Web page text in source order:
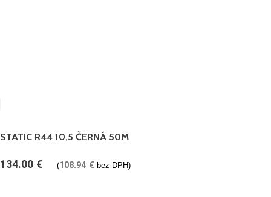
STATIC R44 10,5 ČERNÁ 50M
134.00 € (108.94 € bez DPH)